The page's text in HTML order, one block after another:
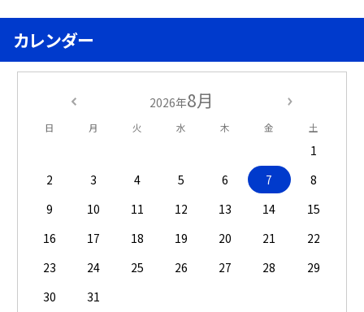
カレンダー
2026年8月
日 月 火 水 木 金 土
1
2
3 4 5 6 7
8
9
10 11 12 13 14
15
16
17 18 19 20 21
22
23
24 25 26 27 28
29
30
31